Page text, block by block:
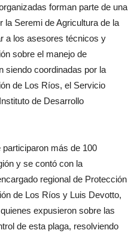
forman parte de una
Seremi de Agricultura de la
a los asesores técnicos y
sobre el manejo de
siendo coordinadas por la
de Los Ríos, el Servicio
de Desarrollo
más de 100
y se contó con la
regional de Protección
de Los Ríos y Luis Devotto,
expusieron sobre las
de esta plaga, resolviendo